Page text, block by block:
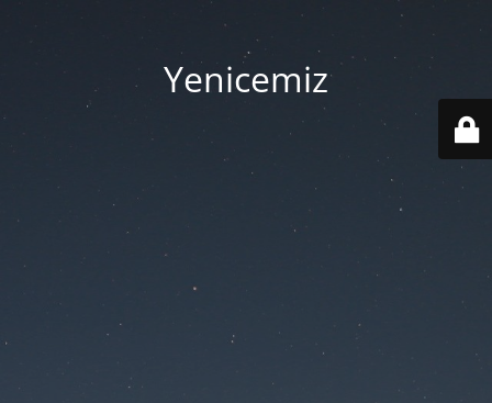
Yenicemiz